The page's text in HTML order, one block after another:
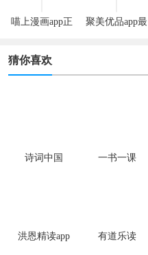
喵上漫画app正
聚美优品app最
猜你喜欢
诗词中国 一书一课
洪恩精读app
有道乐读